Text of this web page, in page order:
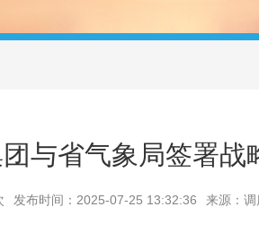
与省气象局签署战
发布时间：2025-07-25 13:32:36 来源：